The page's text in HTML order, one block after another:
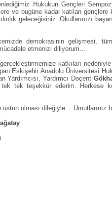
Hukukun Gençleri
ve bugüne kadar katılan gençlere
geleceğisiniz. Okullarınızı
demokrasinin gelişmesi,
etmenizi diliyorum…
katkıları
Eskişehir Anadolu Üniversitesi
Yardımcısı, Yardımcı Doçent
tek tek teşekkür ederim. Herkese
üstün olması dileğiyle… Umutlarınız